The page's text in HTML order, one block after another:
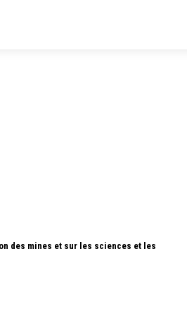
des mines et sur les sciences et les